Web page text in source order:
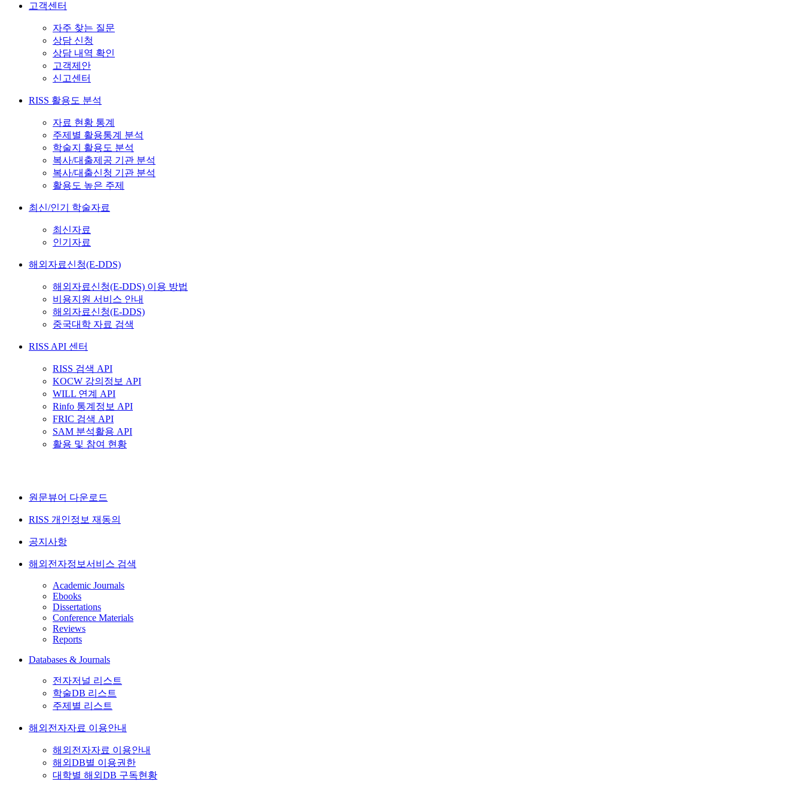
고객센터
자주 찾는 질문
상담 신청
상담 내역 확인
고객제안
신고센터
RISS 활용도 분석
자료 현황 통계
주제별 활용통계 분석
학술지 활용도 분석
복사/대출제공 기관 분석
복사/대출신청 기관 분석
활용도 높은 주제
최신/인기 학술자료
최신자료
인기자료
해외자료신청(E-DDS)
해외자료신청(E-DDS) 이용 방법
비용지원 서비스 안내
해외자료신청(E-DDS)
중국대학 자료 검색
RISS API 센터
RISS 검색 API
KOCW 강의정보 API
WILL 연계 API
Rinfo 통계정보 API
FRIC 검색 API
SAM 분석활용 API
활용 및 참여 현황
원문뷰어 다운로드
RISS 개인정보 재동의
공지사항
해외전자정보서비스 검색
Academic Journals
Ebooks
Dissertations
Conference Materials
Reviews
Reports
Databases & Journals
전자저널 리스트
학술DB 리스트
주제별 리스트
해외전자자료 이용안내
해외전자자료 이용안내
해외DB별 이용권한
대학별 해외DB 구독현황